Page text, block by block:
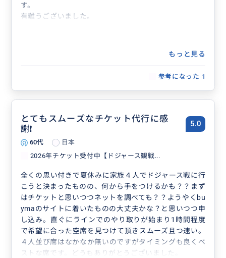
観戦チケットのみならず、球団が開催する各種イベン
す。
有難うございました。
もっと見る
参考になった 1
とてもスムーズなチケット代行に感
謝❗
5.0
60代
日本
2026年チケット受付中【ドジャース観戦...
全くの思い付きで夏休みに家族４人でドジャース戦に行
こうと決まったものの、何から手をつけるかも？？まず
はチケットと思いつつネットを調べても？？ようやくbu
ymaのサイトに着いたものの大丈夫かな？と思いつつ申
し込み。直ぐにラインでのやり取りが始まり1時間程度
で希望に合った空席を見つけて頂きスムーズ且つ速い。
４人並び席はなかなか無いのですがタイミングも良くベ
ストな席です。どうもありがとうございました。